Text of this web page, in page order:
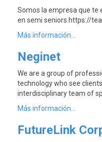
Somos la empresa que te
en semi seniors.https://
Más información...
Neginet
We are a group of
technology who see
interdisciplinary team of
Más información...
FutureLink